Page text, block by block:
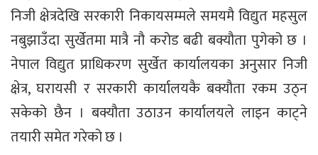
निजी क्षेत्रदेखि सरकारी निकायसम्मले समयमै विद्युत महसुल
नबुझाउँदा सुर्खेतमा मात्रै नौ करोड बढी बक्यौता पुगेको छ ।
नेपाल विद्युत प्राधिकरण सुर्खेत कार्यालयका अनुसार निजी
क्षेत्र, घरायसी र सरकारी कार्यालयकै बक्यौता रकम उठ्न
सकेको छैन । बक्यौता उठाउन कार्यालयले लाइन काट्ने
तयारी समेत गरेको छ ।